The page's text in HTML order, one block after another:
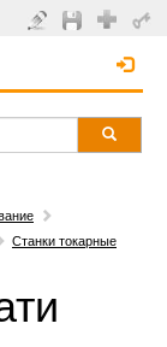
Станки токарные